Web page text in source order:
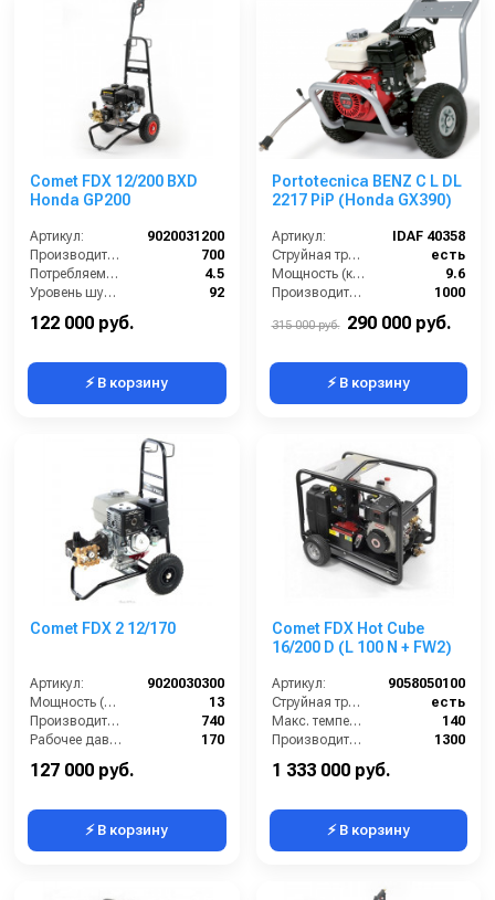
Comet FDX 12/200 BXD
Honda GP200
Артикул:
9020031200
Производительность (л/ч):
700
Потребляемая мощность (Вт):
4.5
Уровень шума (дБ):
92
122 000 руб.
⚡ В корзину
Portotecnica BENZ C L DL
2217 PiP (Honda GX390)
Артикул:
IDAF 40358
Струйная трубка (копьё):
есть
Мощность (кВт):
9.6
Производительность (л/ч):
1000
315 000 руб. 290 000 руб.
⚡ В корзину
Comet FDX 2 12/170
Артикул:
9020030300
Мощность (л/с):
13
Производительность (л/ч):
740
Рабочее давление (бар):
170
127 000 руб.
⚡ В корзину
Comet FDX Hot Cube
16/200 D (L 100 N + FW2)
Артикул:
9058050100
Струйная трубка (копьё):
есть
Макс. температура горячей воды (°C):
140
Производительность (л/ч):
1300
1 333 000 руб.
⚡ В корзину